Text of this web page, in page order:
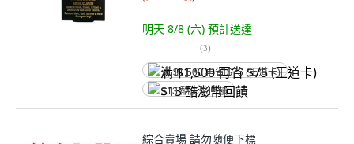
明天 8/8 (六) 預計送達
(3)
满 $1,500 再省 $75 (王道卡)
$13 酷澎幣回饋
綜合賣場 請勿隨便下標